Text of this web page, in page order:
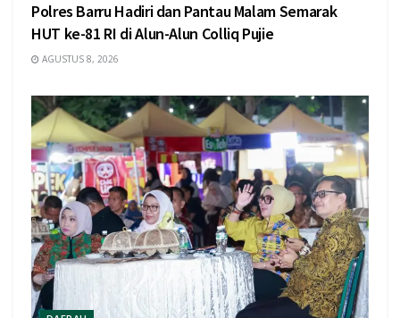
Polres Barru Hadiri dan Pantau Malam Semarak
HUT ke-81 RI di Alun-Alun Colliq Pujie
AGUSTUS 8, 2026